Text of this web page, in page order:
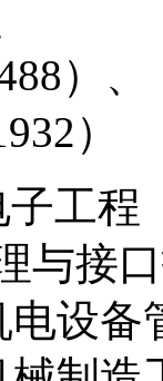
）、
）
工程
与接
电设备